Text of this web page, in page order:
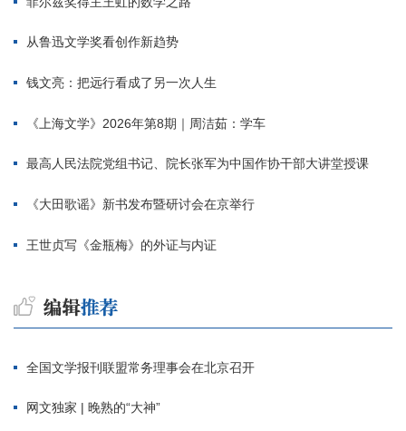
从鲁迅文学奖看创作新趋势
钱文亮：把远行看成了另一次人生
《上海文学》2026年第8期｜周洁茹：学车
最高人民法院党组书记、院长张军为中国作协干部大讲堂授课
《大田歌谣》新书发布暨研讨会在京举行
王世贞写《金瓶梅》的外证与内证
全国文学报刊联盟常务理事会在北京召开
网文独家 | 晚熟的“大神”